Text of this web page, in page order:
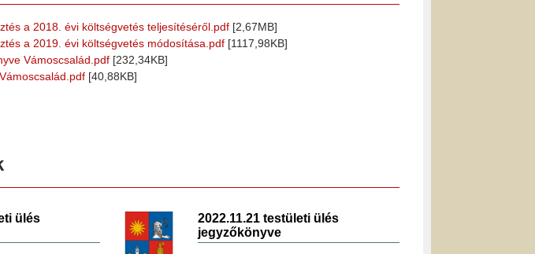
a 2018. évi költségvetés teljesítéséről.pdf [2,67MB]
a 2019. évi költségvetés módosítása.pdf [1117,98KB]
Vámoscsalád.pdf [232,34KB]
[40,88KB]
ülés
2022.11.21 testületi ülés
jegyzőkönyve